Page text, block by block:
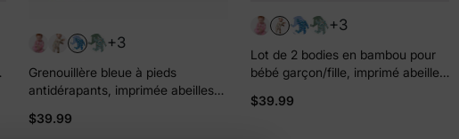
+3
Grenouillère bleue à pieds
antidérapants, imprimée abeilles
bambou, bleu uni
$39.99
+3
Lot de 2 bodies en bambou pour
bébé garçon/fille, imprimé abeille,
double sens, antidérapants
$39.99